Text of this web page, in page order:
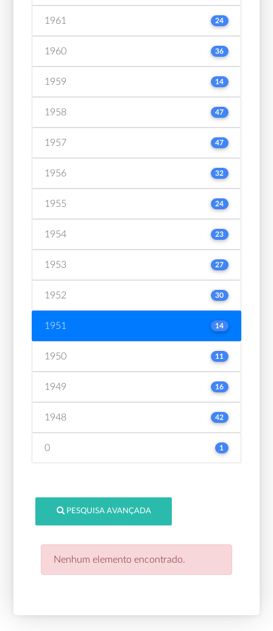
1961 24
1960 36
1959 14
1958 47
1957 47
1956 32
1955 24
1954 23
1953 27
1952 30
1951 14
1950 11
1949 16
1948 42
0 1
PESQUISA AVANÇADA
Nenhum elemento encontrado.